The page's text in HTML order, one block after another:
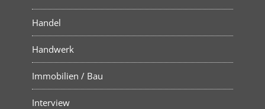
Handel
Handwerk
Immobilien / Bau
Interview